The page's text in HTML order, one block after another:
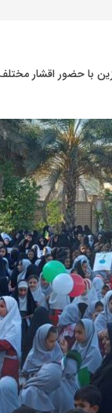
۱۳آبان در مدرسه شهید زائر کارزین با حضور اقشار